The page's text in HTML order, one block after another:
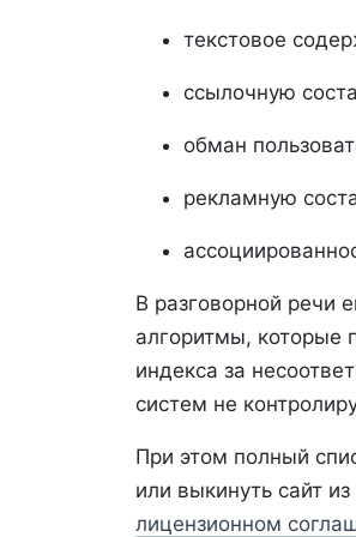
текстовое
ссылочную
обман
рекламную
В разговорной речи
алгоритмы, которые
индекса за
систем не
При этом полный
или выкинуть сайт
лицензионном